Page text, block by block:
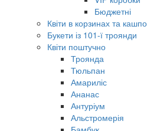
Бюджетні
Квіти в корзинах та кашпо
Букети із 101-ї троянди
Квіти поштучно
Троянда
Тюльпан
Амариліс
Ананас
Антуріум
Альстромерія